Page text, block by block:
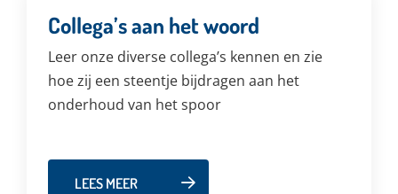
Collega’s aan het woord
Leer onze diverse collega’s kennen en zie
hoe zij een steentje bijdragen aan het
onderhoud van het spoor
LEES MEER